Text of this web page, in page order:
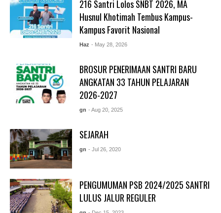
216 Santri Lolos SNBT 2026, MA
Husnul Khotimah Tembus Kampus-
Kampus Favorit Nasional
Haz - May 28, 2026
BROSUR PENERIMAAN SANTRI BARU
ANGKATAN 33 TAHUN PELAJARAN
2026-2027
gn - Aug 20, 2025
SEJARAH
gn - Jul 26, 2020
PENGUMUMAN PSB 2024/2025 SANTRI
LULUS JALUR REGULER